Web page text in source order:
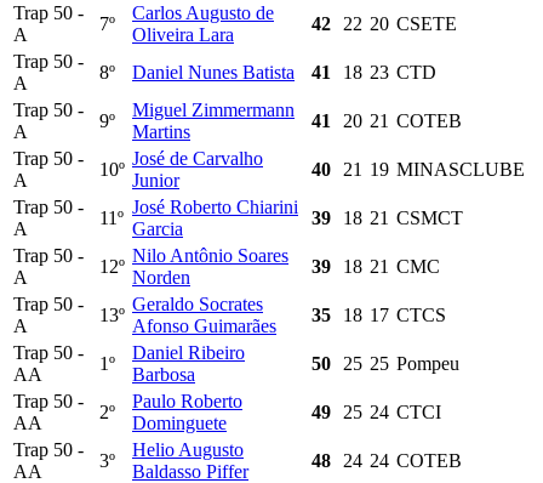
Trap 50 -
A
7º
Carlos Augusto de
Oliveira Lara
42 22 20 CSETE
Trap 50 -
A
8º Daniel Nunes Batista 41 18 23 CTD
Trap 50 -
A
9º
Miguel Zimmermann
Martins
41 20 21 COTEB
Trap 50 -
A
10º
José de Carvalho
Junior
40 21 19 MINASCLUBE
Trap 50 -
A
11º
José Roberto Chiarini
Garcia
39 18 21 CSMCT
Trap 50 -
A
12º
Nilo Antônio Soares
Norden
39 18 21 CMC
Trap 50 -
A
13º
Geraldo Socrates
Afonso Guimarães
35 18 17 CTCS
Trap 50 -
AA
1º
Daniel Ribeiro
Barbosa
50 25 25 Pompeu
Trap 50 -
AA
2º
Paulo Roberto
Dominguete
49 25 24 CTCI
Trap 50 -
AA
3º
Helio Augusto
Baldasso Piffer
48 24 24 COTEB